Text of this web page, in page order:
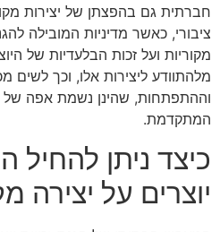
חברתית גם בהפצתן של יצירות
ציבורי, כאשר מדיניות המובילה
מקוריות ועל זכות הבלעדיות של
מלהתוודע ליצירות אלו, וכך לשים
וההתפתחות, שהינן נשמת אפה
המתקדמת.
כיצד ניתן להחיל
יוצרים על יצירה